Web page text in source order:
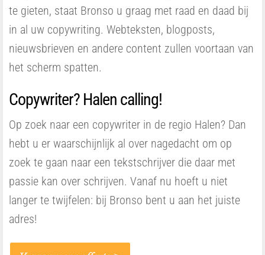
te gieten, staat Bronso u graag met raad en daad bij
in al uw copywriting. Webteksten, blogposts,
nieuwsbrieven en andere content zullen voortaan van
het scherm spatten.
Copywriter? Halen calling!
Op zoek naar een copywriter in de regio Halen? Dan
hebt u er waarschijnlijk al over nagedacht om op
zoek te gaan naar een tekstschrijver die daar met
passie kan over schrijven. Vanaf nu hoeft u niet
langer te twijfelen: bij Bronso bent u aan het juiste
adres!